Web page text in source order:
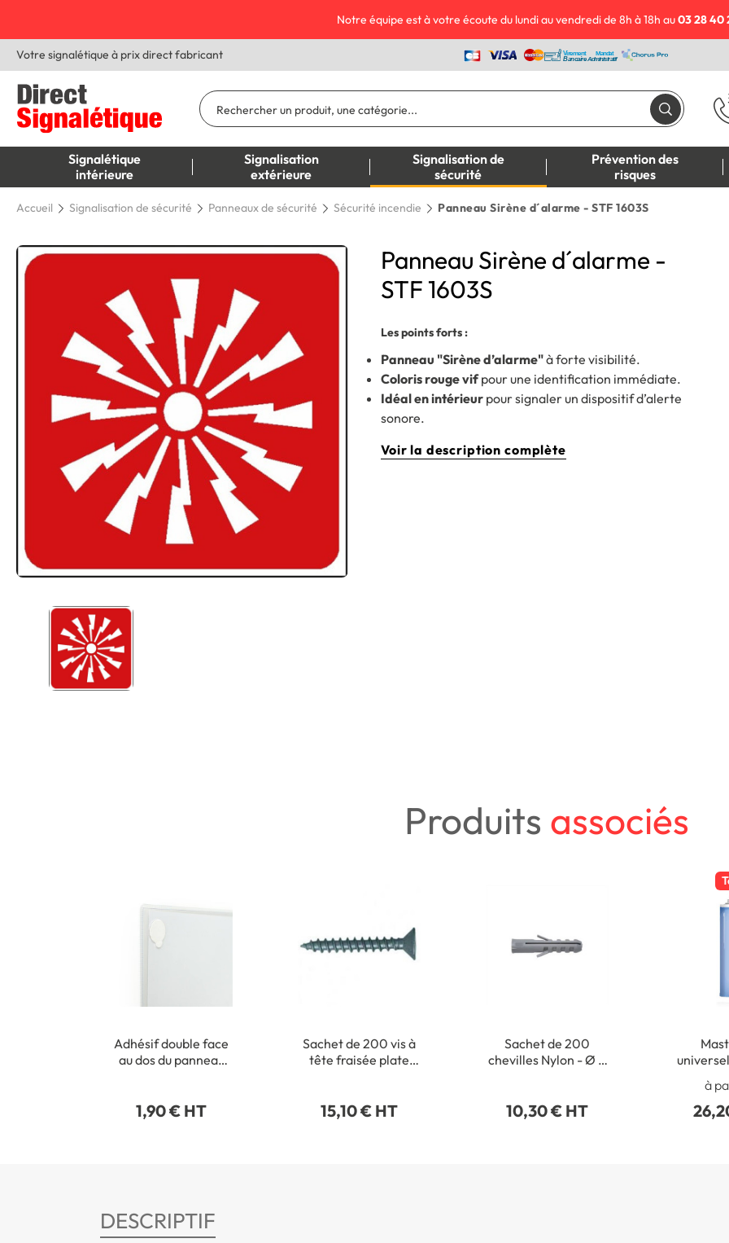
Notre équipe est à votre écoute du lundi au vendredi de 8h à 18h au03 28 40
Votre signalétique à prix direct fabricant
Signalétique
intérieure
Signalisation
extérieure
Signalisation de
sécurité
Prévention des
risques
Accueil Signalisation de sécurité Panneaux de sécurité Sécurité incendie Panneau Sirène d´alarme - STF 1603S
Panneau Sirène d´alarme -
STF 1603S
Les points forts :
Panneau "Sirène d’alarme"à forte visibilité.
Coloris rouge vifpour une identification immédiate.
Idéal en intérieur pour signaler un dispositif d’alerte
sonore.
Voir la description complète
Produits associés
Adhésif double face
au dos du panneau
1,90 € HT
Sachet de 200 vis à
tête fraisée plate
15,10 € HT
Sachet de 200
chevilles Nylon - Ø 5
10,30 € HT
à
DESCRIPTIF